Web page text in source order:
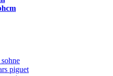
piguet